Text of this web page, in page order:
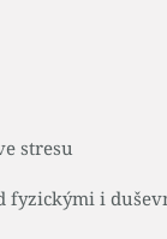
stresu
fyzickými i